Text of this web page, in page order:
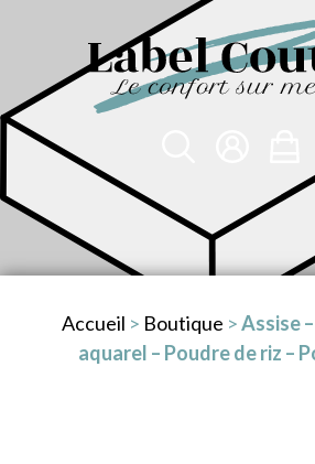
Accueil > Boutique >Assise
aquarel – Poudre de riz –